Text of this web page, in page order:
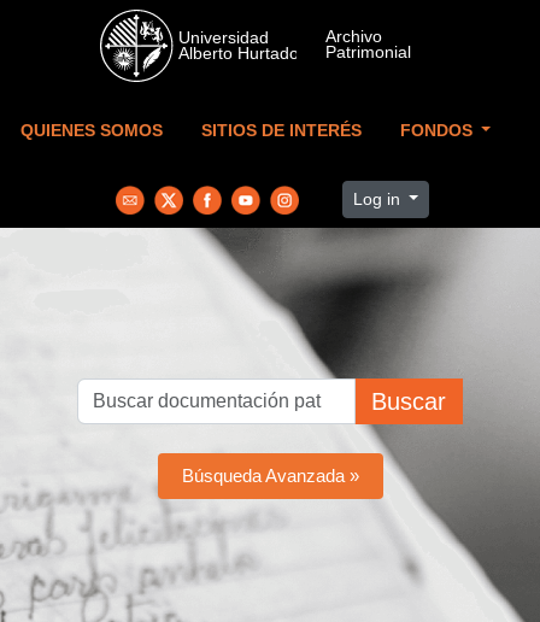
Skip to main content
QUIENES SOMOS SITIOS DE INTERÉS FONDOS
Log in
Buscar
Búsqueda Avanzada »